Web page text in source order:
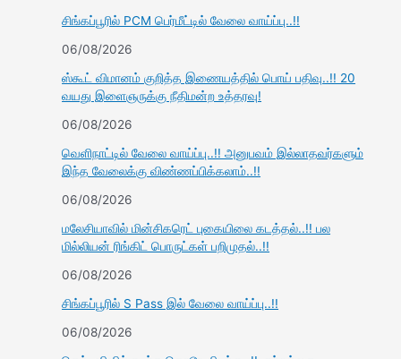
சிங்கப்பூரில் PCM பெர்மீட்டில் வேலை வாய்ப்பு..!!
06/08/2026
ஸ்கூட் விமானம் குறித்த இணையத்தில் பொய் பதிவு..!! 20
வயது இளைஞருக்கு நீதிமன்ற உத்தரவு!
06/08/2026
வெளிநாட்டில் வேலை வாய்ப்பு..!! அனுபவம் இல்லாதவர்களும்
இந்த வேலைக்கு விண்ணப்பிக்கலாம்..!!
06/08/2026
மலேசியாவில் மின்சிகரெட் புகையிலை கடத்தல்..!! பல
மில்லியன் ரிங்கிட் பொருட்கள் பறிமுதல்..!!
06/08/2026
சிங்கப்பூரில் S Pass இல் வேலை வாய்ப்பு..!!
06/08/2026